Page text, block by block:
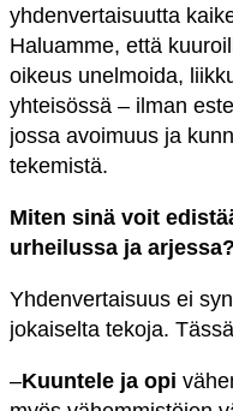
yhdenvertaisuutta
Haluamme, että
oikeus unelmoida,
yhteisössä – ilman
jossa avoimuus ja
tekemistä.
Miten sinä voit
urheilussa ja arjessa?
Yhdenvertaisuus ei
jokaiselta tekoja.
–Kuuntele ja opi